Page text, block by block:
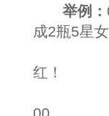
举例：
成2瓶5星
红！